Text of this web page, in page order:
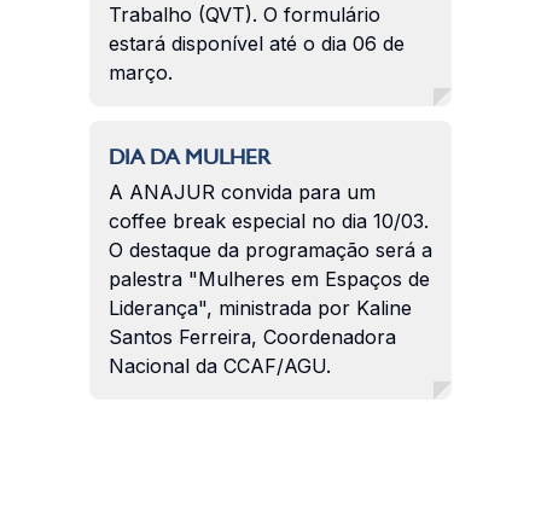
Trabalho (QVT). O formulário
estará disponível até o dia 06 de
março.
DIA DA MULHER
A ANAJUR convida para um
coffee break especial no dia 10/03.
O destaque da programação será a
palestra "Mulheres em Espaços de
Liderança", ministrada por Kaline
Santos Ferreira, Coordenadora
Nacional da CCAF/AGU.